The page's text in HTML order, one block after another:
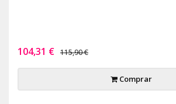
104,31 € 115,90 €
Comprar